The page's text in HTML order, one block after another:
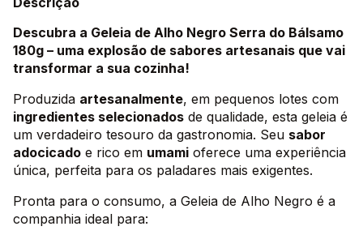
Descubra a Geleia de Alho Negro Serra do Bálsamo
180g – uma explosão de sabores artesanais que vai
transformar a sua cozinha!
Produzida artesanalmente, em pequenos lotes com
ingredientes selecionados de qualidade, esta geleia é
um verdadeiro tesouro da gastronomia. Seu sabor
adocicado e rico em umami oferece uma experiência
única, perfeita para os paladares mais exigentes.
Pronta para o consumo, a Geleia de Alho Negro é a
companhia ideal para: